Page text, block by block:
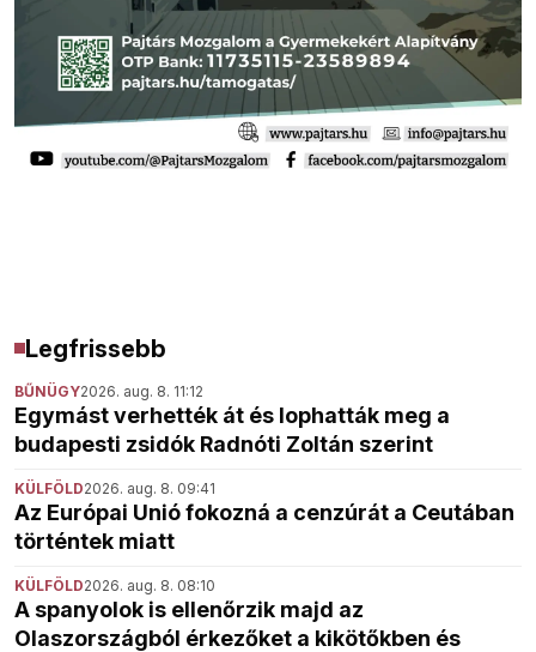
Legfrissebb
BŰNÜGY2026. aug. 8. 11:12
Egymást verhették át és lophatták meg a
budapesti zsidók Radnóti Zoltán szerint
KÜLFÖLD2026. aug. 8. 09:41
Az Európai Unió fokozná a cenzúrát a Ceutában
történtek miatt
KÜLFÖLD2026. aug. 8. 08:10
A spanyolok is ellenőrzik majd az
Olaszországból érkezőket a kikötőkben és